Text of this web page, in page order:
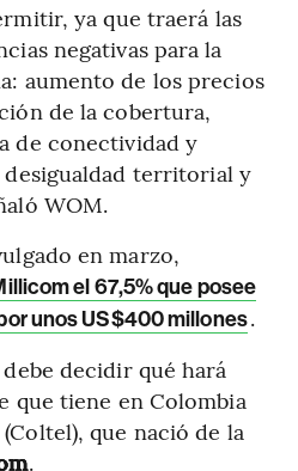
ya que traerá las
negativas para la
aumento de los precios
de la cobertura,
de conectividad y
territorial y
WOM.
en marzo,
el 67,5% que posee
unos US$400 millones.
decidir qué hará
que tiene en Colombia
que nació de la
.